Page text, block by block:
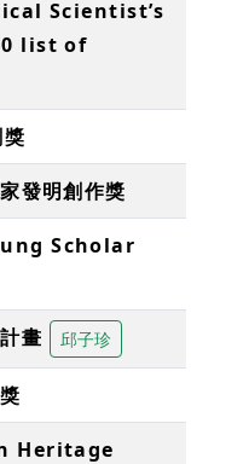
Scientist’s
list of
發明創作獎
Scholar
畫 邱子珍
Heritage